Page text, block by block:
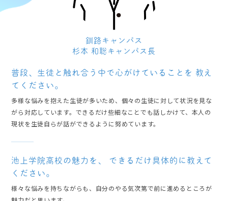
釧路キャンパス
杉本 和聡キャンパス長
普段、生徒と触れ合う中で心がけていることを 教え
てください。
多様な悩みを抱えた生徒が多いため、個々の生徒に対して状況を見な
がら対応しています。できるだけ些細なことでも話しかけて、本人の
現状を生徒自らが話ができるように努めています。
池上学院高校の魅力を、
できるだけ具体的に教えて
ください。
様々な悩みを持ちながらも、自分のやる気次第で前に進めるところが